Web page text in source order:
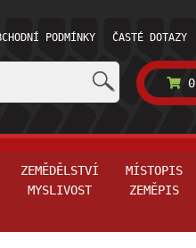
PODMÍNKY ČASTÉ DOTAZY
0
ZEMĚDĚLSTVÍ
MYSLIVOST
MÍSTOPIS
ZEMĚPIS